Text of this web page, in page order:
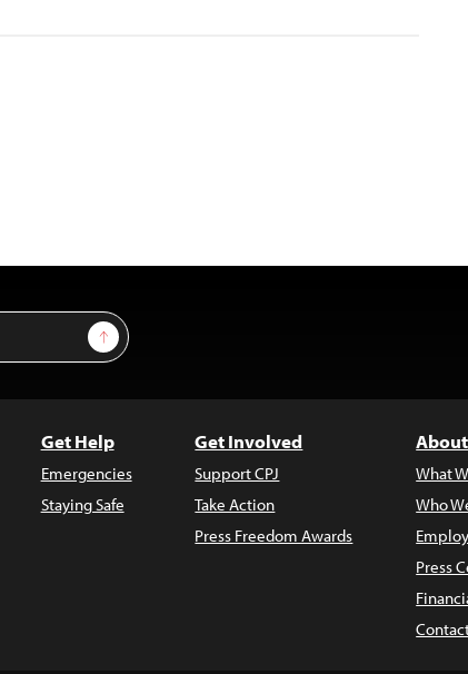
Sign Up
Get Help
Emergencies
Staying Safe
Get Involved
Support CPJ
Take Action
Press Freedom Awards
What
Who
Press